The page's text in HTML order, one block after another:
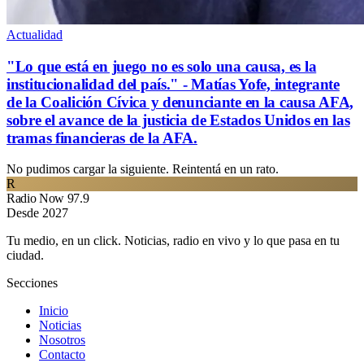
Actualidad
"Lo que está en juego no es solo una causa, es la
institucionalidad del país." - Matías Yofe, integrante
de la Coalición Cívica y denunciante en la causa AFA,
sobre el avance de la justicia de Estados Unidos en las
tramas financieras de la AFA.
No pudimos cargar la siguiente. Reintentá en un rato.
R
Radio Now 97.9
Desde 2027
Tu medio, en un click. Noticias, radio en vivo y lo que pasa en tu
ciudad.
Secciones
Inicio
Noticias
Nosotros
Contacto